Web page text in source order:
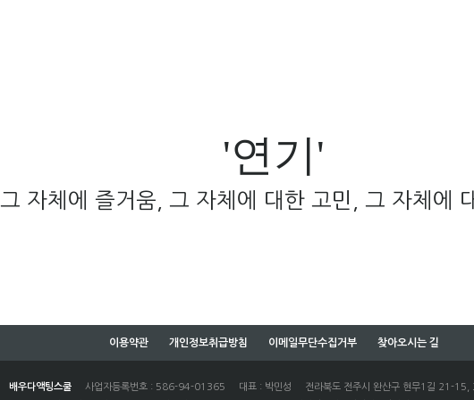
'연기'
그 자체에 즐거움, 그 자체에 대한 고민, 그 자체에
이용약관 개인정보취급방침 이메일무단수집거부 찾아오시는 길
배우다액팅스쿨 사업자등록번호 : 586-94-01365 대표 : 박민성 전라북도 전주시 완산구 현무1길 21-15,